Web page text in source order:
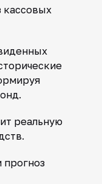
кассовых
реальную
прогноз